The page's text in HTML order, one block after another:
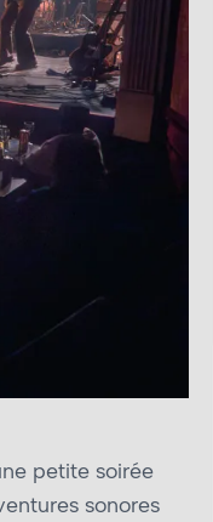
petite soirée
sonores